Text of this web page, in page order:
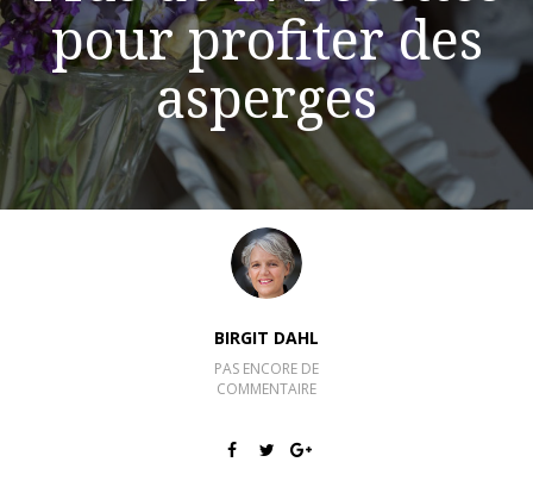
pour profiter des
asperges
BIRGIT DAHL
PAS ENCORE DE
COMMENTAIRE